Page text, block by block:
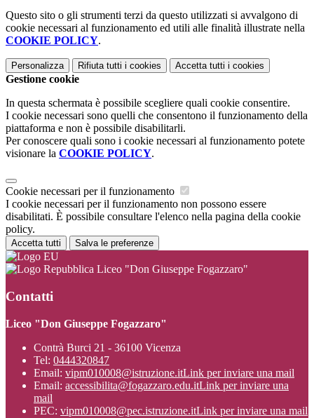
Questo sito o gli strumenti terzi da questo utilizzati si avvalgono di
cookie necessari al funzionamento ed utili alle finalità illustrate nella
COOKIE POLICY.
Personalizza Rifiuta tutti i cookies Accetta tutti i cookies
Gestione cookie
In questa schermata è possibile scegliere quali cookie consentire.
I cookie necessari sono quelli che consentono il funzionamento della
piattaforma e non è possibile disabilitarli.
Per conoscere quali sono i cookie necessari al funzionamento potete
visionare la COOKIE POLICY.
Cookie necessari per il funzionamento
I cookie necessari per il funzionamento non possono essere
disabilitati. È possibile consultare l'elenco nella pagina della cookie
policy.
Accetta tutti Salva le preferenze
Liceo "Don Giuseppe Fogazzaro"
Contatti
Liceo "Don Giuseppe Fogazzaro"
Contrà Burci 21 - 36100 Vicenza
Tel: 0444320847
Email: vipm010008@istruzione.itLink per inviare una mail
Email: accessibilita@fogazzaro.edu.itLink per inviare una
mail
PEC: vipm010008@pec.istruzione.itLink per inviare una mail